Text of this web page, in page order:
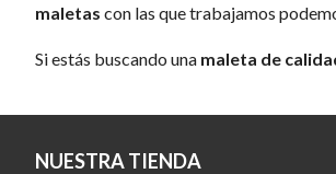
maletas con las que trabajamos
Si estás buscando una maleta de
NUESTRA TIENDA